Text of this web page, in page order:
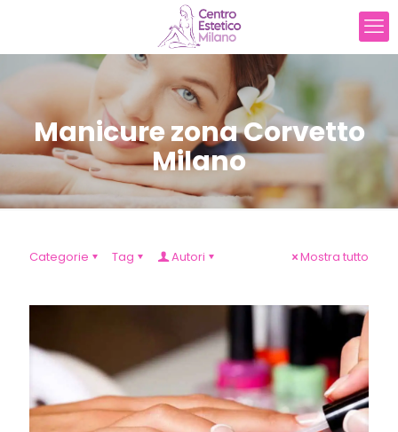
Manicure zona Corvetto
Milano
Categorie Tag Autori Mostra tutto